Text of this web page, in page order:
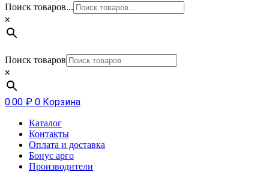
Поиск товаров...
×
Поиск товаров
×
0.00 ₽ 0 Корзина
Каталог
Контакты
Оплата и доставка
Бонус арго
Производители